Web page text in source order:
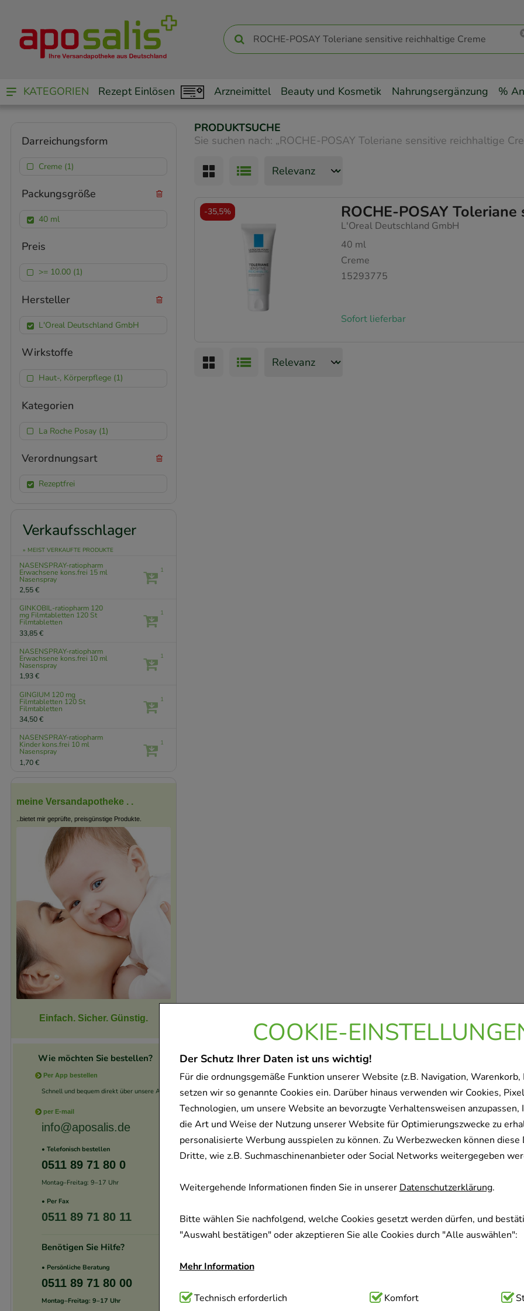
COOKIE-
Der Schutz Ihrer Daten ist uns wichtig!
Für die ordnungsgemäße Funktion unserer Website (z.B. Navigation, Warenkorb,
setzen wir so genannte Cookies ein. Darüber hinaus verwenden wir Cookies,
Technologien, um unsere Website an bevorzugte Verhaltensweisen anzupassen,
die Art und Weise der Nutzung unserer Website für Optimierungszwecke zu
personalisierte Werbung ausspielen zu können. Zu Werbezwecken können diese
Dritte, wie z.B. Suchmaschinenanbieter oder Social Networks weitergegeben
Weitergehende Informationen finden Sie in unsererDatenschutzerklärung.
Bitte wählen Sie nachfolgend, welche Cookies gesetzt werden dürfen, und
"Auswahl bestätigen" oder akzeptieren Sie alle Cookies durch "Alle auswählen":
Mehr Information
Technisch Notwendig:Hierbei handelt es sich um Cookies, die für die
Technisch erforderlich Komfort
KATEGORIEN Rezept Einlösen Arzneimittel Beauty und Kosmetik Nahrungsergänzung %
PRODUKTSUCHE
Sie suchen nach: „ROCHE-POSAY Toleriane sensitive reichhaltige
ROCHE-POSAY
L'Oreal Deutschland GmbH
40 ml
Creme
15293775
Sofort lieferbar
-35,5%
Darreichungsform
Creme (1)
Packungsgröße
40 ml
Preis
>= 10.00 (1)
Hersteller
L'Oreal Deutschland GmbH
Wirkstoffe
Haut-, Körperpflege (1)
Kategorien
La Roche Posay (1)
Verordnungsart
Rezeptfrei
Verkaufsschlager
» MEIST VERKAUFTE PRODUKTE
NASENSPRAY-ratiopharm
Erwachsene kons.frei 15 ml
Nasenspray
2,55 €
1
GINKOBIL-ratiopharm 120
mg Filmtabletten 120 St
Filmtabletten
33,85 €
1
NASENSPRAY-ratiopharm
Erwachsene kons.frei 10 ml
Nasenspray
1,93 €
1
GINGIUM 120 mg
Filmtabletten 120 St
Filmtabletten
34,50 €
1
NASENSPRAY-ratiopharm
Kinder kons.frei 10 ml
Nasenspray
1,70 €
1
meine Versandapotheke . .
..bietet mir geprüfte, preisgünstige Produkte.
Einfach. Sicher. Günstig.
Wie möchten Sie bestellen?
Per App bestellen
Schnell und bequem direkt über unsere App.
per E-mail
info@aposalis.de
• Telefonisch bestellen
0511 89 71 80 0
Montag–Freitag: 9–17 Uhr
• Per Fax
0511 89 71 80 11
Benötigen Sie Hilfe?
• Persönliche Beratung
0511 89 71 80 00
Montag–Freitag: 9–17 Uhr